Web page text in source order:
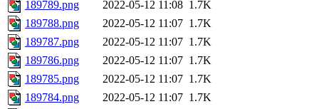
189789.png
2022-05-12 11:08 1.7K
189788.png
2022-05-12 11:07 1.7K
189787.png
2022-05-12 11:07 1.7K
189786.png
2022-05-12 11:07 1.7K
189785.png
2022-05-12 11:07 1.7K
189784.png
2022-05-12 11:07 1.7K